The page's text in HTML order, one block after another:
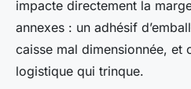
impacte directement la
annexes : un adhésif
caisse mal dimensionnée, et
logistique qui trinque.